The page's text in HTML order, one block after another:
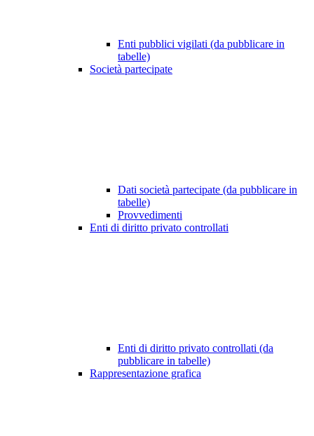
Enti pubblici vigilati (da pubblicare in
tabelle)
Società partecipate
Dati società partecipate (da pubblicare in
tabelle)
Provvedimenti
Enti di diritto privato controllati
Enti di diritto privato controllati (da
pubblicare in tabelle)
Rappresentazione grafica